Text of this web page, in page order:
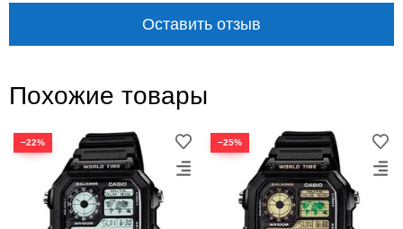
Оставить отзыв
Похожие товары
−22% −25%